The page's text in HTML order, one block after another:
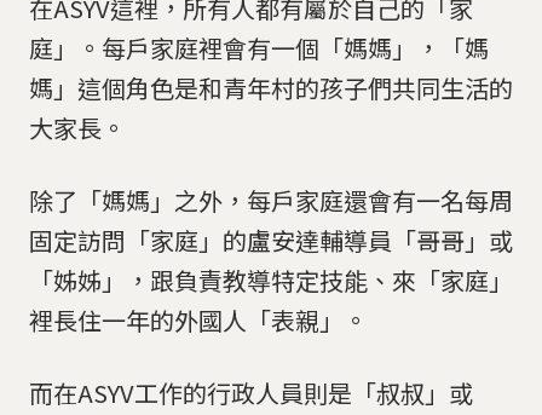
在ASYV這裡，所有人都有屬於自己的「家
庭」。每戶家庭裡會有一個「媽媽」，「媽
媽」這個角色是和青年村的孩子們共同生活的
大家長。
除了「媽媽」之外，每戶家庭還會有一名每周
固定訪問「家庭」的盧安達輔導員「哥哥」或
「姊姊」，跟負責教導特定技能、來「家庭」
裡長住一年的外國人「表親」。
而在ASYV工作的行政人員則是「叔叔」或